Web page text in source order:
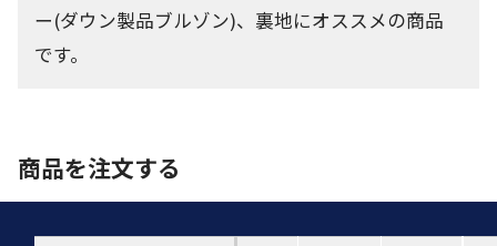
ー(ダウン製品ブルゾン)、裏地にオススメの商品
です。
商品を注文する